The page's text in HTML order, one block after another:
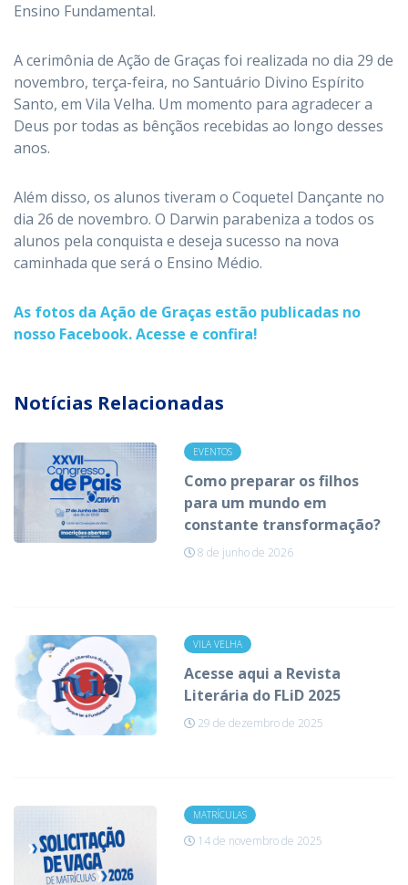
Ensino Fundamental.
A cerimônia de Ação de Graças foi realizada no dia 29 de
novembro, terça-feira, no Santuário Divino Espírito
Santo, em Vila Velha. Um momento para agradecer a
Deus por todas as bênçãos recebidas ao longo desses
anos.
Além disso, os alunos tiveram o Coquetel Dançante no
dia 26 de novembro. O Darwin parabeniza a todos os
alunos pela conquista e deseja sucesso na nova
caminhada que será o Ensino Médio.
As fotos da Ação de Graças estão publicadas no
nosso Facebook. Acesse e confira!
Notícias Relacionadas
EVENTOS
Como preparar os filhos
para um mundo em
constante transformação?
8 de junho de 2026
VILA VELHA
Acesse aqui a Revista
Literária do FLiD 2025
29 de dezembro de 2025
MATRÍCULAS
14 de novembro de 2025